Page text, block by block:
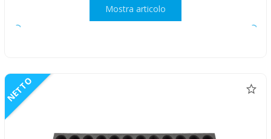
Mostra articolo
NETTO